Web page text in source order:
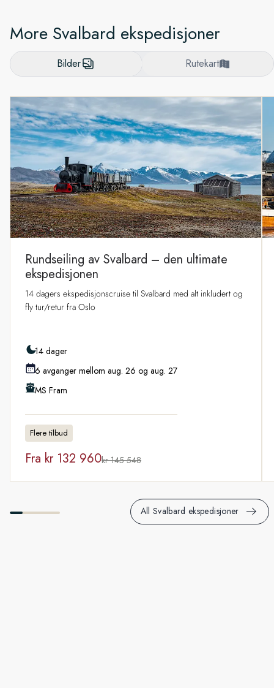
More Svalbard ekspedisjoner
Bilder Rutekart
Rundseiling av Svalbard – den ultimate
ekspedisjonen
14 dagers ekspedisjonscruise til Svalbard med alt inkludert og
fly tur/retur fra Oslo
14 dager
6 avganger mellom aug. 26 og aug. 27
MS Fram
Flere tilbud
Fra kr 132 960kr 145 548
All Svalbard ekspedisjoner